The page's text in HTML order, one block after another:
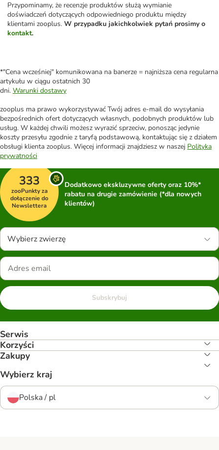
Przypominamy, że recenzje produktów służą wymianie
doświadczeń dotyczących odpowiedniego produktu między
klientami zooplus. W przypadku jakichkolwiek pytań prosimy o
kontakt.
*"Cena wcześniej" komunikowana na banerze = najniższa cena regularna
artykułu w ciągu ostatnich 30
dni. Warunki dostawy
zooplus ma prawo wykorzystywać Twój adres e-mail do wysyłania
bezpośrednich ofert dotyczących własnych, podobnych produktów lub
usług. W każdej chwili możesz wyrazić sprzeciw, ponosząc jedynie
koszty przesyłu zgodnie z taryfą podstawową, kontaktując się z działem
obsługi klienta zooplus. Więcej informacji znajdziesz w naszej Polityka
prywatności
333
zooPunkty za
dołączenie do
Newslettera
Dodatkowo ekskluzywne oferty oraz 10%*
rabatu na drugie zamówienie (*dla nowych
klientów)
Wybierz zwierzę
Subskrybuj
Serwis
Korzyści
Zakupy
Wybierz kraj
Polska / pl